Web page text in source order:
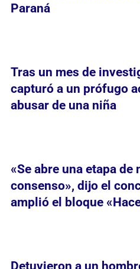
Paraná
Tras un mes de
capturó a un prófugo
abusar de una niña
«Se abre una etapa
consenso», dijo el
amplió el bloque
Detuvieron a un